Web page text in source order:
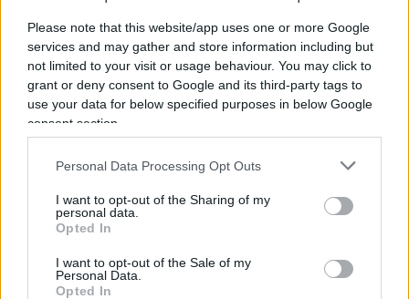
Please note that this website/app uses one or more Google
services and may gather and store information including but
not limited to your visit or usage behaviour. You may click to
grant or deny consent to Google and its third-party tags to
use your data for below specified purposes in below Google
consent section.
Personal Data Processing Opt Outs
I want to opt-out of the Sharing of my
personal data.
Opted In
I want to opt-out of the Sale of my
Personal Data.
Opted In
primis il mitico business plan della società.
La Ceo della società mi chiede una consulenza
(gratuita). Avendo passato la vita a scrivere
business plan, le preparo la cornice del format (lo
faccio secondo il protocollo dei consultant,
persino l’indice è lo stesso), mentre lei,
logiche, gli obiettivi. In mezza giornata è pronto, e
lo consegniamo. Imbarazzo delle tre banche. Alla
fine confessarono che per “pararsi il….” verso i
loro Ceo, il nostro business plan non vale,